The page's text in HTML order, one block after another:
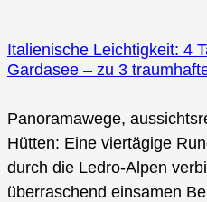
Italienische Leichtigkeit: 4
Gardasee – zu 3
Panoramawege,
Hütten: Eine viertägige
durch die Ledro-Alpen
überraschend einsamen